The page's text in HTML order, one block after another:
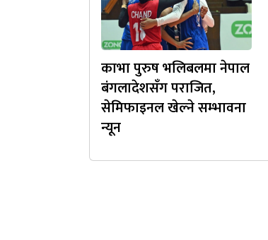
काभा पुरुष भलिबलमा नेपाल
बंगलादेशसँग पराजित,
सेमिफाइनल खेल्ने सम्भावना
न्यून